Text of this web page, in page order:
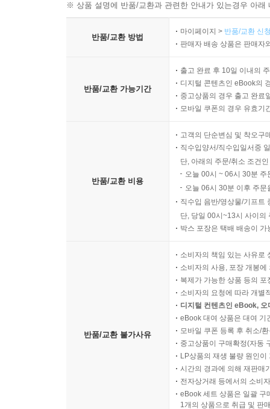
※ 상품 설명에 반품/교환과 관련한 안내가 있는경우 아
반품/교환 방법
마이페이지 > 반품/교환 신
판매자 배송 상품은 판매자
반품/교환 가능기간
출고 완료 후 10일 이내의
디지털 콘텐츠인 eBook의
중고상품의 경우 출고 완료
모바일 쿠폰의 경우 유효기
반품/교환 비용
고객의 단순변심 및 착오구
직수입양서/직수입일서중
단, 아래의 주문/취소 조건
오늘 00시 ~ 06시 30분
오늘 06시 30분 이후 주
직수입 음반/영상물/기프트
단, 당일 00시~13시 사이의
박스 포장은 택배 배송이
반품/교환 불가사유
소비자의 책임 있는 사유로
소비자의 사용, 포장 개봉
복제가 가능한 상품 등의
소비자의 요청에 따라 개별
디지털 컨텐츠인 eBook,
eBook 대여 상품은 대여 기
모바일 쿠폰 등록 후 취소/
중고상품이 구매확정(자동
LP상품의 재생 불량 원인
시간의 경과에 의해 재판매
전자상거래 등에서의 소비
eBook 세트 상품은 일괄 구
1개의 상품으로 취급 및 판